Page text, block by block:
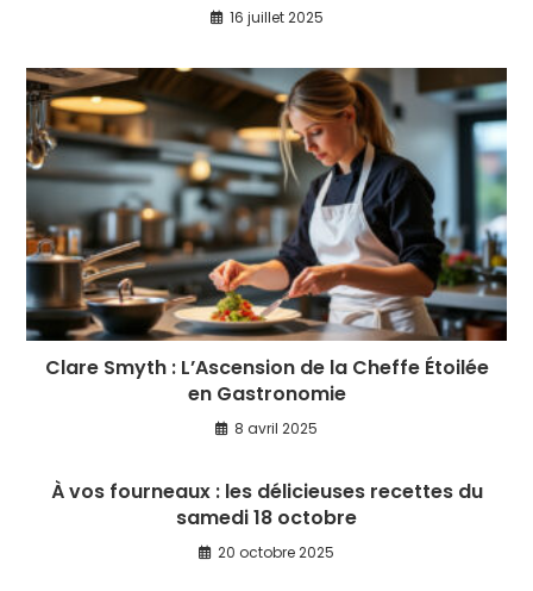
16 juillet 2025
Clare Smyth : L’Ascension de la Cheffe Étoilée
en Gastronomie
8 avril 2025
À vos fourneaux : les délicieuses recettes du
samedi 18 octobre
20 octobre 2025